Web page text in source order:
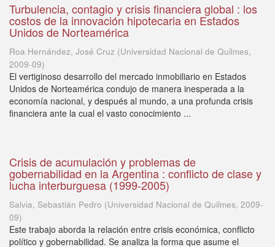
Turbulencia, contagio y crisis financiera global : los
costos de la innovación hipotecaria en Estados
Unidos de Norteamérica
Roa Hernández, José Cruz (Universidad Nacional de Quilmes,
2009-09)
El vertiginoso desarrollo del mercado inmobiliario en Estados
Unidos de Norteamérica condujo de manera inesperada a la
economía nacional, y después al mundo, a una profunda crisis
financiera ante la cual el vasto conocimiento ...
Crisis de acumulación y problemas de
gobernabilidad en la Argentina : conflicto de clase y
lucha interburguesa (1999-2005)
Salvia, Sebastián Pedro (Universidad Nacional de Quilmes, 2009-
09)
Este trabajo aborda la relación entre crisis económica, conflicto
político y gobernabilidad. Se analiza la forma que asume el